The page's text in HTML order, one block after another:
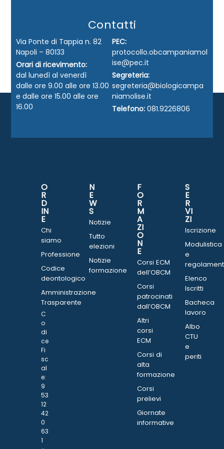
Contatti
Via Ponte di Tappia n. 82
Napoli – 80133
Orari di ricevimento:
dal lunedì al venerdì
dalle ore 9.00 alle ore 13.00
e dalle ore 15.00 alle ore
16.00
PEC:
protocollo.obcampaniamol
ise@pec.it
Segreteria:
segreteria@biologicampa
niamolise.it
Telefono: 081.9226806
O
R
D
IN
E
Chi
siamo
Professione
Codice
deontologico
Amministrazione
Trasparente
C
o
di
ce
Fi
sc
al
e:
9
53
12
42
0
63
1
N
E
W
S
Notizie
Tutto
elezioni
Notizie
formazione
F
O
R
M
A
ZI
O
N
E
Corsi ECM
dell’OBCM
Corsi
patrocinati
dall’OBCM
Altri
corsi
ECM
Corsi di
alta
formazione
Corsi
prelievi
Giornate
informative
S
E
R
VI
ZI
Iscrizione
Modulistica
e
Elenco
Iscritti
Bacheca
lavoro
Albo
CTU
e
periti